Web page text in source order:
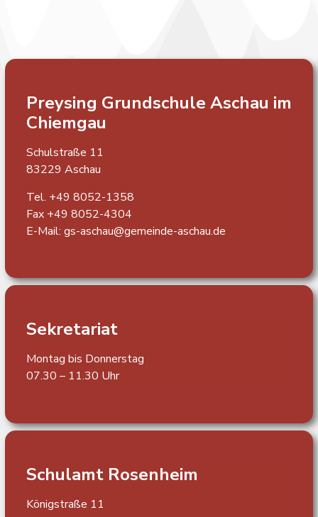
Preysing Grundschule Aschau im
Chiemgau
Schulstraße 11
83229 Aschau
Tel. +49 8052-1358
Fax +49 8052-4304
E-Mail: gs-aschau@gemeinde-aschau.de
Sekretariat
Montag bis Donnerstag
07.30 – 11.30 Uhr
Schulamt Rosenheim
Königstraße 11